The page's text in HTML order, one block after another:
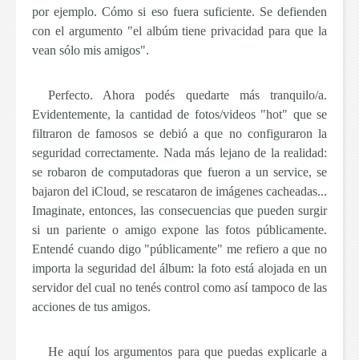
por ejemplo. Cómo si eso fuera suficiente. Se defienden
con el argumento "el albúm tiene privacidad para que la
vean sólo mis amigos".
Perfecto. Ahora podés quedarte más tranquilo/a.
Evidentemente, la cantidad de fotos/videos "hot" que se
filtraron de famosos se debió a que no configuraron la
seguridad correctamente. Nada más lejano de la realidad:
se robaron de computadoras que fueron a un service, se
bajaron del iCloud, se rescataron de imágenes cacheadas...
Imaginate, entonces, las consecuencias que pueden surgir
si un pariente o amigo expone las fotos públicamente.
Entendé cuando digo "públicamente" me refiero a que no
importa la seguridad del álbum: la foto está alojada en un
servidor del cual no tenés control como así tampoco de las
acciones de tus amigos.
He aquí los argumentos para que puedas explicarle a